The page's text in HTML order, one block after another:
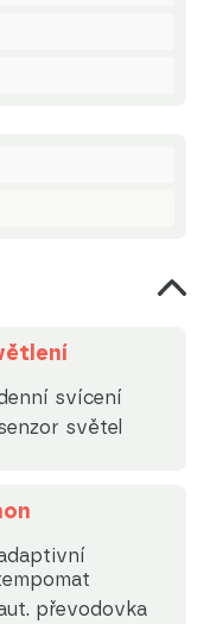
svícení
světel
převodovka